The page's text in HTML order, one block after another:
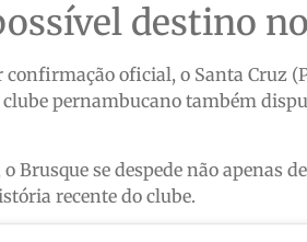
destino
confirmação oficial, o Santa Cruz
pernambucano também
Brusque se despede não apenas
recente do clube.